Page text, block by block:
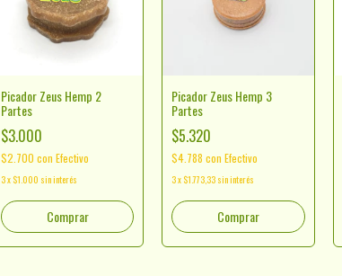
Picador Zeus Hemp 2
Partes
$3.000
$2.700 con Efectivo
3x $1.000 sin interés
Picador Zeus Hemp 3
Partes
$5.320
$4.788con Efectivo
3x $1.773,33 sin interés